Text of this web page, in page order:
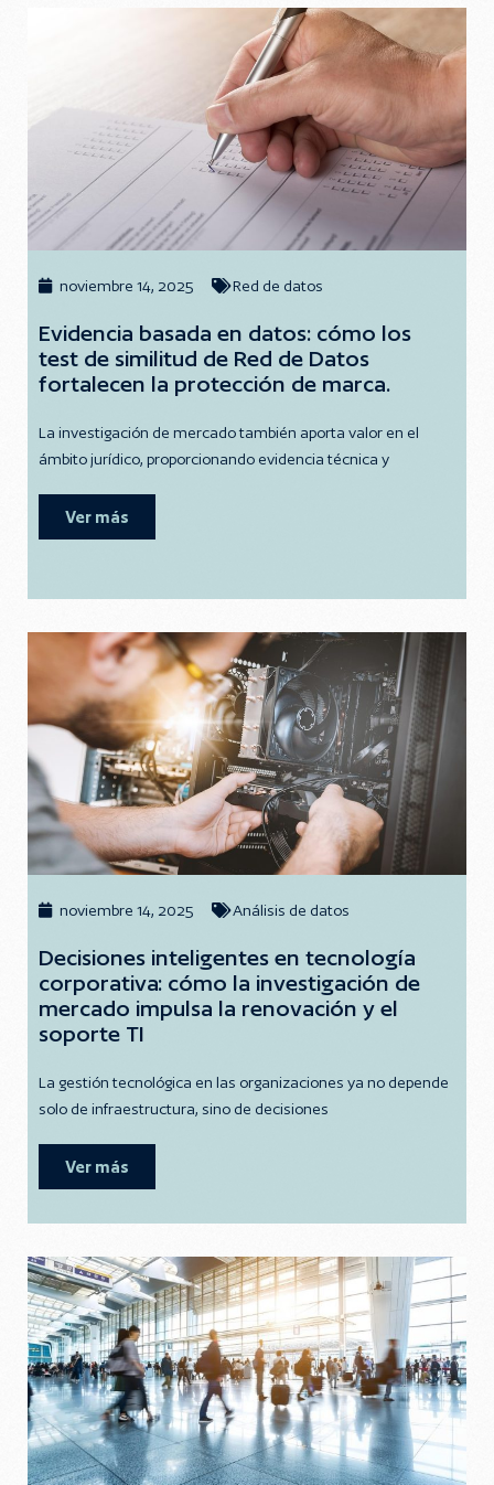
noviembre 14, 2025 Red de datos
Evidencia basada en datos: cómo los
test de similitud de Red de Datos
fortalecen la protección de marca.
La investigación de mercado también aporta valor en el
ámbito jurídico, proporcionando evidencia técnica y
Ver más
noviembre 14, 2025 Análisis de datos
Decisiones inteligentes en tecnología
corporativa: cómo la investigación de
mercado impulsa la renovación y el
soporte TI
La gestión tecnológica en las organizaciones ya no depende
solo de infraestructura, sino de decisiones
Ver más